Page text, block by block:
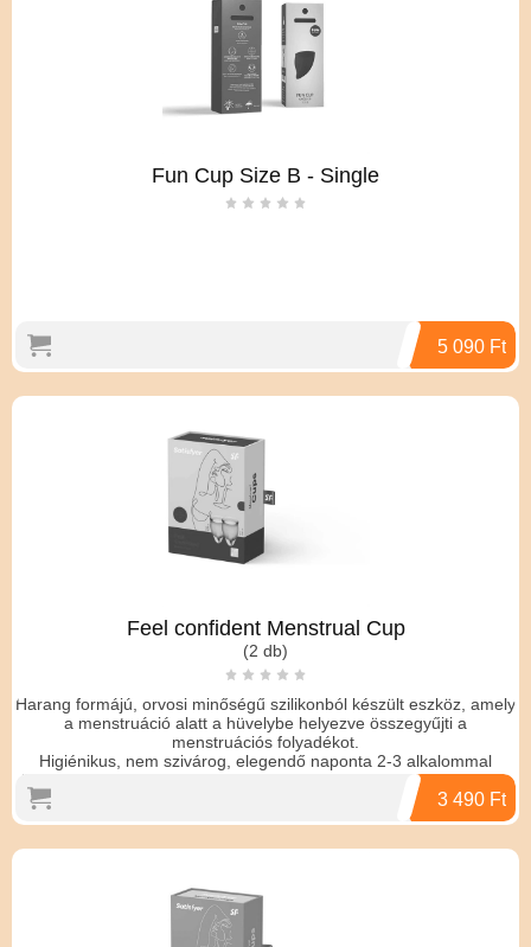
Fun Cup Size B - Single
5 090 Ft
Feel confident Menstrual Cup
(2 db)
Harang formájú, orvosi minőségű szilikonból készült eszköz, amely
a menstruáció alatt a hüvelybe helyezve összegyűjti a
menstruációs folyadékot.
Higiénikus, nem szivárog, elegendő naponta 2-3 alkalommal
üríteni, éjszaka és sportolás közben is használható. Tisztható, így
Bőrbarát, könnyen felhelyezhető, anyaga nem okoz irritációt
Felhelyezése egyszerű, a kehely szájának oldalát be kell nyomni,
majd a hüvelybe helyezni. ahol az magától kipattan.
A tisztításhoz langyos, szappanos víz ajánlott.
3 490 Ft